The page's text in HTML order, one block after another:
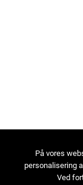
På vores
personalisering
Ved